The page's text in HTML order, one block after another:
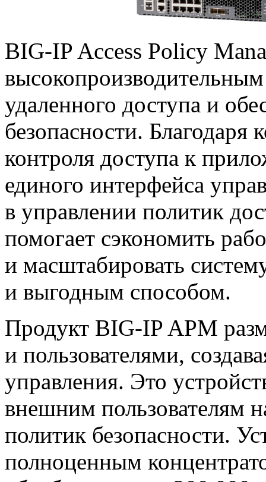
BIG-IP Access Policy
удаленного доступа и
безопасности.
контроля доступа к
единого интерфейса
в управлении политик
помогает сэкономить
и масштабировать
и выгодным способом.
Продукт BIG-IP APM
и пользователями,
управления. Это
внешним пользователям
политик безопасности.
полноценным